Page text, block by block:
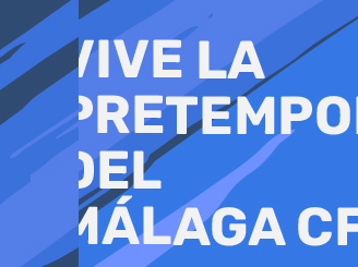
al
contenido